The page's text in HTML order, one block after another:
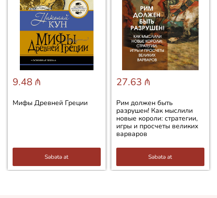
9.48 ₼
Мифы Древней Греции
Səbətə at
27.63 ₼
Рим должен быть
разрушен! Как мыслили
новые короли: стратегии,
игры и просчеты великих
варваров
Səbətə at